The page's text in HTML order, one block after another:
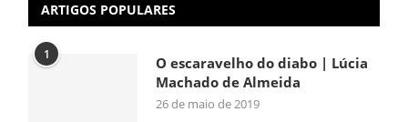
ARTIGOS POPULARES
1
O escaravelho do diabo | Lúcia
Machado de Almeida
26 de maio de 2019